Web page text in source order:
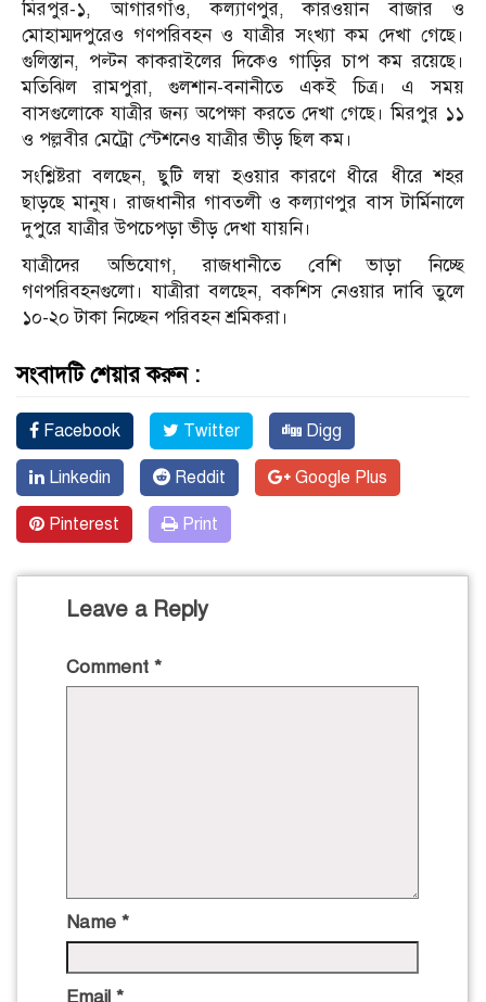
মিরপুর-১, আগারগাঁও, কল্যাণপুর, কারওয়ান বাজার ও
মোহাম্মদপুরেও গণপরিবহন ও যাত্রীর সংখ্যা কম দেখা গেছে।
গুলিস্তান, পল্টন কাকরাইলের দিকেও গাড়ির চাপ কম রয়েছে।
মতিঝিল রামপুরা, গুলশান-বনানীতে একই চিত্র। এ সময়
বাসগুলোকে যাত্রীর জন্য অপেক্ষা করতে দেখা গেছে। মিরপুর ১১
ও পল্লবীর মেট্রো স্টেশনেও যাত্রীর ভীড় ছিল কম।
সংশ্লিষ্টরা বলছেন, ছুটি লম্বা হওয়ার কারণে ধীরে ধীরে শহর
ছাড়ছে মানুষ। রাজধানীর গাবতলী ও কল্যাণপুর বাস টার্মিনালে
দুপুরে যাত্রীর উপচেপড়া ভীড় দেখা যায়নি।
যাত্রীদের অভিযোগ, রাজধানীতে বেশি ভাড়া নিচ্ছে
গণপরিবহনগুলো। যাত্রীরা বলছেন, বকশিস নেওয়ার দাবি তুলে
১০-২০ টাকা নিচ্ছেন পরিবহন শ্রমিকরা।
সংবাদটি শেয়ার করুন :
Facebook Twitter Digg
Linkedin Reddit Google Plus
Pinterest Print
Leave a Reply
Comment *
Name *
Email *